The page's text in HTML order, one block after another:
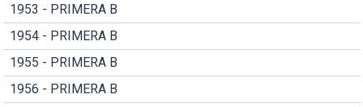
1953 - PRIMERA B
1954 - PRIMERA B
1955 - PRIMERA B
1956 - PRIMERA B